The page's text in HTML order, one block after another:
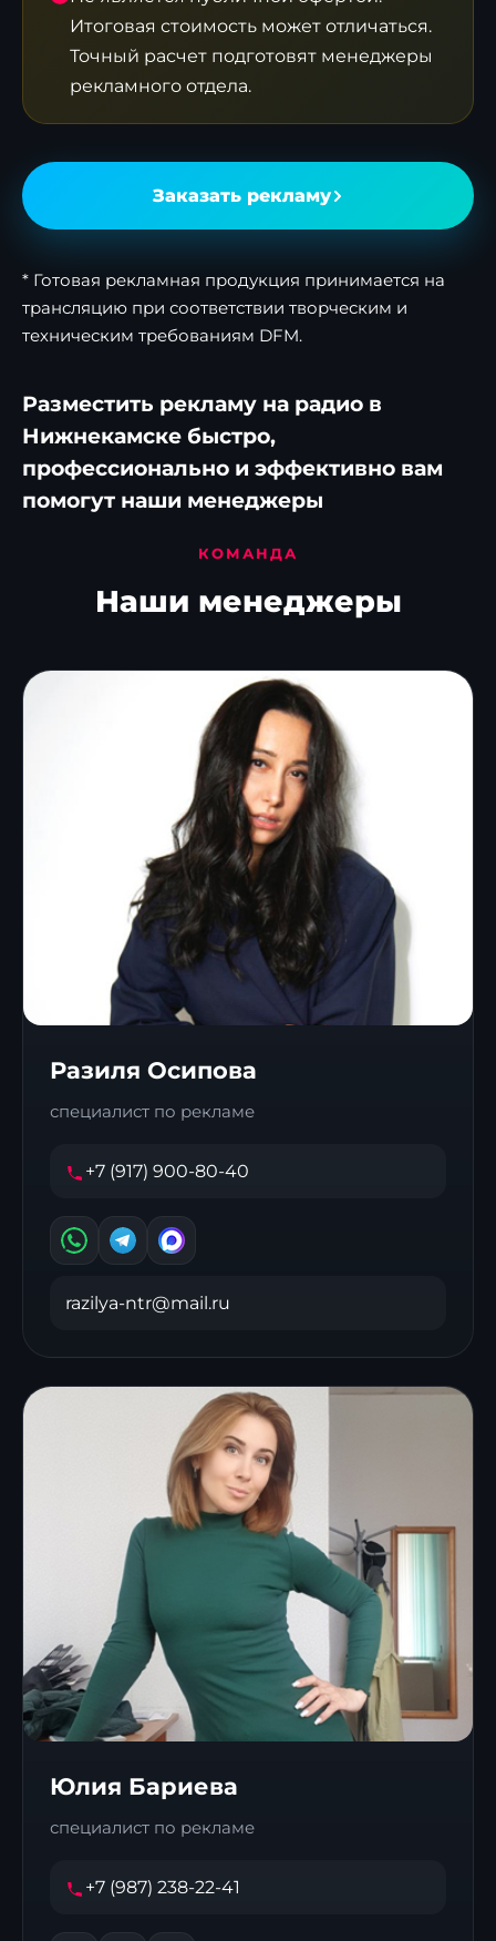
Итоговая стоимость может отличаться.
Точный расчет подготовят менеджеры
рекламного отдела.
Заказать рекламу
* Готовая рекламная продукция принимается на
трансляцию при соответствии творческим и
техническим требованиям DFM.
Разместить рекламу на радио в
Нижнекамске быстро,
профессионально и эффективно вам
помогут наши менеджеры
КОМАНДА
Наши менеджеры
Разиля Осипова
специалист по рекламе
+7 (917) 900-80-40
razilya-ntr@mail.ru
Юлия Бариева
специалист по рекламе
+7 (987) 238-22-41